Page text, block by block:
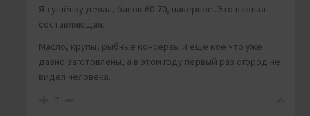
Я тушёнку делал, банок 60-70, наверное. Это важная
составляющая.
Масло, крупы, рыбные консервы и ещё кое что уже
давно заготовлены, а в этом году первый раз огород не
видел человека.
7